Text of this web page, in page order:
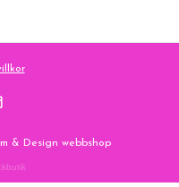
& Design webbshop